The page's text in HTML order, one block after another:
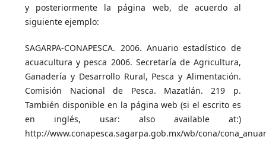
y posteriormente la página web, de acuerdo al
siguiente ejemplo:
SAGARPA-CONAPESCA. 2006. Anuario estadístico de
acuacultura y pesca 2006. Secretaría de Agricultura,
Ganadería y Desarrollo Rural, Pesca y Alimentación.
Comisión Nacional de Pesca. Mazatlán. 219 p.
También disponible en la página web (si el escrito es
en inglés, usar: also available at:)
http://www.conapesca.sagarpa.gob.mx/wb/cona/